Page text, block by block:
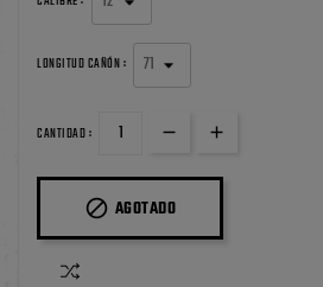
LONGITUD CAÑÓN :
CANTIDAD :
 AGOTADO